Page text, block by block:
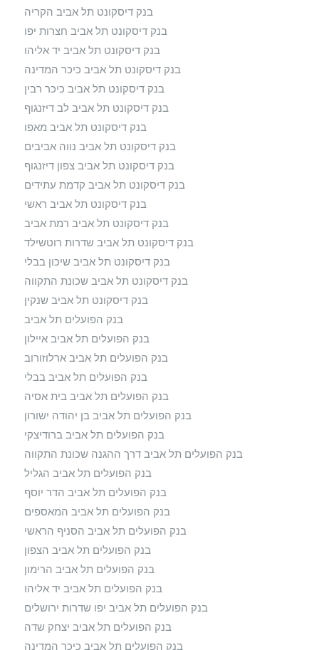
בנק דיסקונט תל אביב הקריה
בנק דיסקונט תל אביב חצרות יפו
בנק דיסקונט תל אביב יד אליהו
בנק דיסקונט תל אביב כיכר המדינה
בנק דיסקונט תל אביב כיכר רבין
בנק דיסקונט תל אביב לב דיזנגוף
בנק דיסקונט תל אביב מאפו
בנק דיסקונט תל אביב נווה אביבים
בנק דיסקונט תל אביב צפון דיזנגוף
בנק דיסקונט תל אביב קדמת עתידים
בנק דיסקונט תל אביב ראשי
בנק דיסקונט תל אביב רמת אביב
בנק דיסקונט תל אביב שדרות רוטשילד
בנק דיסקונט תל אביב שיכון בבלי
בנק דיסקונט תל אביב שכונת התקווה
בנק דיסקונט תל אביב שנקין
בנק הפועלים תל אביב
בנק הפועלים תל אביב איילון
בנק הפועלים תל אביב ארלוזורוב
בנק הפועלים תל אביב בבלי
בנק הפועלים תל אביב בית אסיה
בנק הפועלים תל אביב בן יהודה ישורון
בנק הפועלים תל אביב ברודיצקי
בנק הפועלים תל אביב דרך ההגנה שכונת התקווה
בנק הפועלים תל אביב הגליל
בנק הפועלים תל אביב הדר יוסף
בנק הפועלים תל אביב המאספים
בנק הפועלים תל אביב הסניף הראשי
בנק הפועלים תל אביב הצפון
בנק הפועלים תל אביב הרימון
בנק הפועלים תל אביב יד אליהו
בנק הפועלים תל אביב יפו שדרות ירושלים
בנק הפועלים תל אביב יצחק שדה
בנק הפועלים תל אביב כיכר המדינה